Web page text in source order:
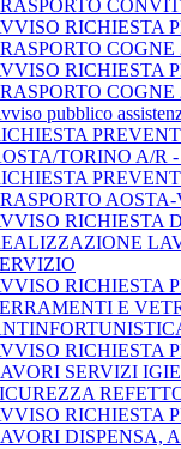
RICHIESTA
COGNE
RICHIESTA
COGNE
pubblico
TORINO A/R -
RICHIESTA
RICHIESTA
E
RICHIESTA
SERVIZI
RICHIESTA
DISPENSA,